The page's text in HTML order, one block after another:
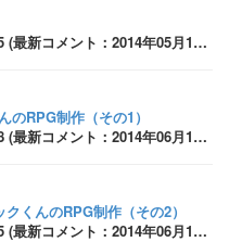
メント：2014年05月18日 08:38:11)
のRPG制作（その1）
メント：2014年06月12日 07:33:52)
くんのRPG制作（その2）
メント：2014年06月12日 21:17:23)